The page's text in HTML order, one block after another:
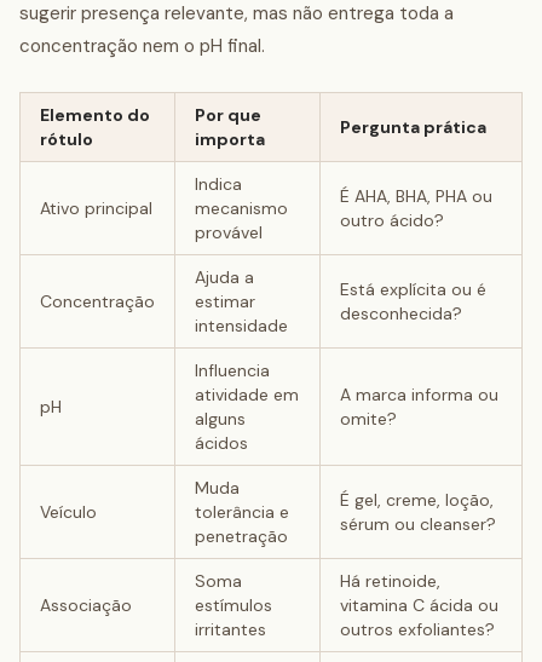
sugerir presença relevante, mas não entrega toda a
concentração nem o pH final.
Elemento do
rótulo
Por que
importa
Pergunta prática
Ativo principal
Indica
mecanismo
provável
É AHA, BHA, PHA ou
outro ácido?
Concentração
Ajuda a
estimar
intensidade
Está explícita ou é
desconhecida?
pH
Influencia
atividade em
alguns
ácidos
A marca informa ou
omite?
Veículo
Muda
tolerância e
penetração
É gel, creme, loção,
sérum ou cleanser?
Associação
Soma
estímulos
irritantes
Há retinoide,
vitamina C ácida ou
outros exfoliantes?